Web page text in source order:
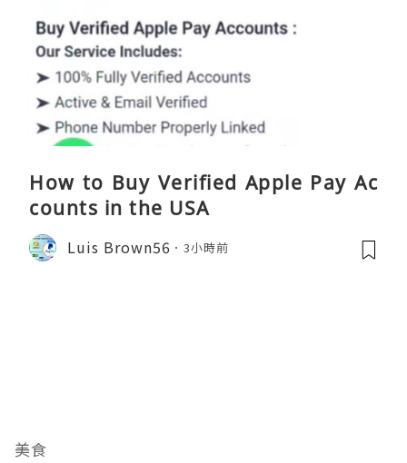
How to Buy Verified Apple Pay Ac
counts in the USA
Luis Brown56 3小時前
美食